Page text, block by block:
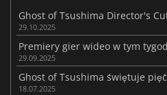
29.10.2025
29.09.2025
18.07.2025